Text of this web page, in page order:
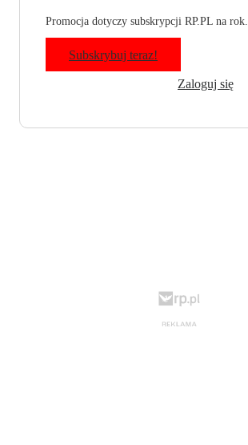
Promocja dotyczy subskrypcji RP.PL na rok.
Subskrybuj teraz!
Zaloguj się